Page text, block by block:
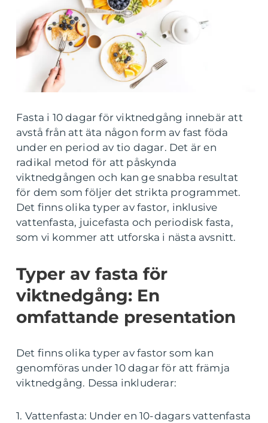
Fasta i 10 dagar för viktnedgång innebär att
avstå från att äta någon form av fast föda
under en period av tio dagar. Det är en
radikal metod för att påskynda
viktnedgången och kan ge snabba resultat
för dem som följer det strikta programmet.
Det finns olika typer av fastor, inklusive
vattenfasta, juicefasta och periodisk fasta,
som vi kommer att utforska i nästa avsnitt.
Typer av fasta för
viktnedgång: En
omfattande presentation
Det finns olika typer av fastor som kan
genomföras under 10 dagar för att främja
viktnedgång. Dessa inkluderar:
1. Vattenfasta: Under en 10-dagars vattenfasta